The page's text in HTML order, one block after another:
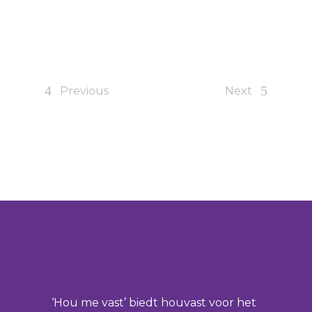
Previous Next
‘Hou me vast’ biedt houvast voor het